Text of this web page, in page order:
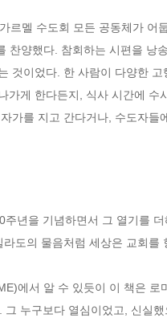
찬양했다. 참회하는 시편을
것이었다. 한 사람이 다양한
가게 한다든지, 식사 시간에
가를 지고 간다거나, 수도자
년을 기념하면서 그 열기를
도의 물음처럼 세상은 교회를
에서 알 수 있듯이 이 책은
그 누구보다 열심이었고, 신실